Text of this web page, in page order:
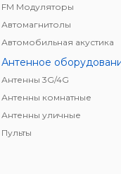
FM Модуляторы
Автомагнитолы
Автомобильная акустика
Антенное
Антенны 3G/4G
Антенны комнатные
Антенны уличные
Пульты